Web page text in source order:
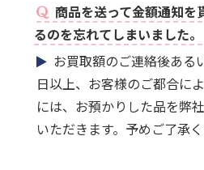
商品を送って金額通知を
るのを忘れてしまいました。
お買取額のご連絡後ある
日以上、お客様のご都合に
には、お預かりした品を弊
いただきます。予めご了承く